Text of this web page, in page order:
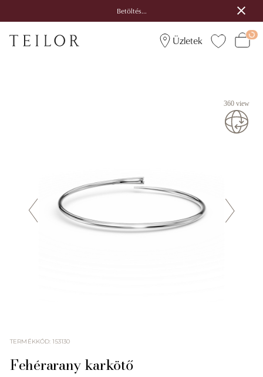
Betöltés...
Üzletek
360 view
TERMÉKKÓD:153130
Fehérarany karkötő